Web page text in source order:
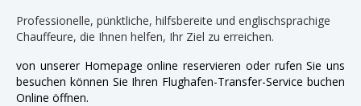
Professionelle, pünktliche, hilfsbereite und englischsprachige
Chauffeure, die Ihnen helfen, Ihr Ziel zu erreichen.
von unserer Homepage online reservieren oder rufen Sie uns
besuchen können Sie Ihren Flughafen-Transfer-Service buchen
Online öffnen.